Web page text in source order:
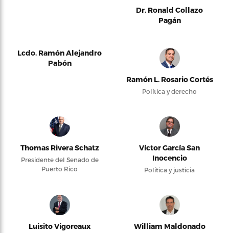
Dr. Ronald Collazo
Pagán
Lcdo. Ramón Alejandro
Pabón
Ramón L. Rosario Cortés
Política y derecho
Thomas Rivera Schatz
Presidente del Senado de
Puerto Rico
Víctor García San
Inocencio
Política y justicia
Luisito Vigoreaux William Maldonado